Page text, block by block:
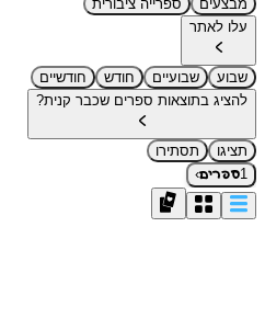
מבצעים
ספרייה ציבורית
עלו לאתר
שבוע שבועיים חודש
חודשיים
להציג בתוצאות ספרים שכבר קנית?
תציגו
תסתירו
1ספרים›